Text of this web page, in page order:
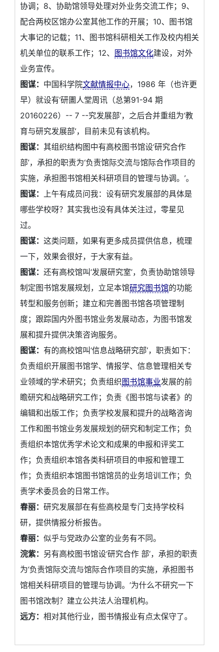
协调；8、协助馆领导处理对外业务交流工作；9、
配合两校区馆办公室其他工作的开展；10、图书馆
大事记的记载；11、图书馆科研相关工作及校内相关
机关单位的联系工作；12、 图书馆文化建设，对外
业务宣传。
图谋： 中国科学院文献情报中心，1986 年（也许更
早）就设有‘研圕人堂周讯（总第91-94 期
20160226）-- 7 --究发展部’，之后合并重组为‘教
育与研究发展部’，目前未见有该机构。
图谋： 其组织结构图中有高校图书馆设‘研究合作
部’，承担的职责为‘负责馆际交流与馆际合作项目的
实施，承担图书馆相关科研项目的管理与协调。’。
图谋：
上午有成员问我：设有研究发展部的具体是
哪些学校呀？其实我也没有具体关注过，零星见
过。
图谋： 这类问题，如果有更多成员提供信息，梳理
一下，效果会很好，于大家有益。
图谋： 还有高校馆叫‘发展研究室’，负责协助馆领导
制定图书馆发展规划，立足本馆研究图书馆的功能
转型和服务创新；建立和完善图书馆各项管理制
度；跟踪国内外图书馆业务发展动态，为图书馆发
展和提升提供决策咨询服务。
图谋： 有的高校馆叫‘信息战略研究部’，职责如下：
负责组织开展图书馆学、情报学、信息管理相关专
业领域的学术研究；负责组织图书馆事业发展的前
瞻研究和战略研究工作；负责《图书馆与读者》的
编辑和出版工作；负责学校发展和提升的战略咨询
工作和图书馆业务发展规划的研究和制定工作；负
责组织本馆优秀学术论文和成果的申报和评奖工
作；负责组织本馆各类科研项目的申报和管理工
作；负责组织本馆图书馆馆员的业务培训工作；负
责学术委员会的日常工作。
春丽： 研究发展部在有些高校是专门支持学校科
研，提供情报分析报告。
春丽： 似乎与党政办公室的业务有不同。
浣紫： 另有高校图书馆设‘研究合作 部’，承担的职责
为‘负责馆际交流与馆际合作项目的实施，承担图书
馆相关科研项目的管理与协调。’为什么不研究一下
图书馆改制？建立公共法人治理机构。
远方： 相对其他行业，图书情报业有点太保守了。